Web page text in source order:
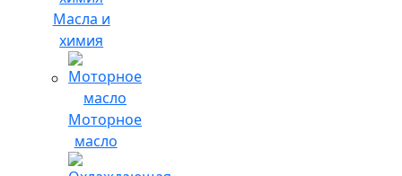
Масла и
химия
Моторное
масло